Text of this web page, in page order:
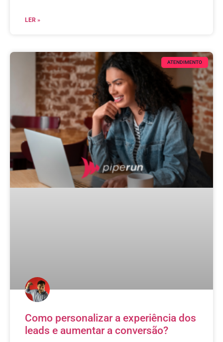
LER »
ATENDIMENTO
Como personalizar a experiência dos
leads e aumentar a conversão?